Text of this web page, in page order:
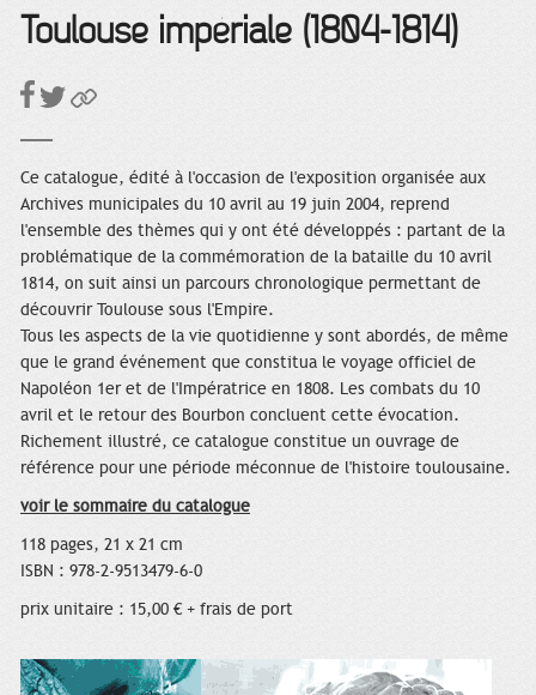
Toulouse impériale (1804-1814)
Ce catalogue, édité à l'occasion de l'exposition organisée aux
Archives municipales du 10 avril au 19 juin 2004, reprend
l'ensemble des thèmes qui y ont été développés : partant de la
problématique de la commémoration de la bataille du 10 avril
1814, on suit ainsi un parcours chronologique permettant de
découvrir Toulouse sous l'Empire.
Tous les aspects de la vie quotidienne y sont abordés, de même
que le grand événement que constitua le voyage officiel de
Napoléon 1er et de l'Impératrice en 1808. Les combats du 10
avril et le retour des Bourbon concluent cette évocation.
Richement illustré, ce catalogue constitue un ouvrage de
référence pour une période méconnue de l'histoire toulousaine.
voir le sommaire du catalogue
118 pages, 21 x 21 cm
ISBN : 978-2-9513479-6-0
prix unitaire : 15,00 € + frais de port